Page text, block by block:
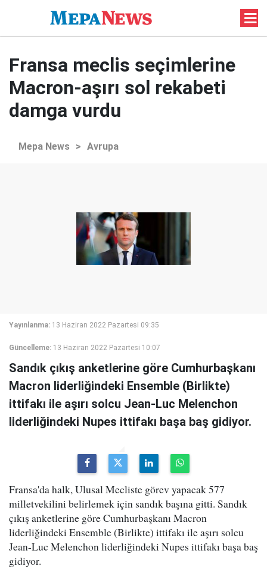
Fransa meclis seçimlerine
Macron-aşırı sol rekabeti
damga vurdu
Mepa News > Avrupa
Yayınlanma: 13 Haziran 2022 Pazartesi 09:35
Güncelleme: 13 Haziran 2022 Pazartesi 10:07
Sandık çıkış anketlerine göre Cumhurbaşkanı
Macron liderliğindeki Ensemble (Birlikte)
ittifakı ile aşırı solcu Jean-Luc Melenchon
liderliğindeki Nupes ittifakı başa baş gidiyor.
Fransa'da halk, Ulusal Mecliste görev yapacak 577
milletvekilini belirlemek için sandık başına gitti. Sandık
çıkış anketlerine göre Cumhurbaşkanı Macron
liderliğindeki Ensemble (Birlikte) ittifakı ile aşırı solcu
Jean-Luc Melenchon liderliğindeki Nupes ittifakı başa baş
gidiyor.